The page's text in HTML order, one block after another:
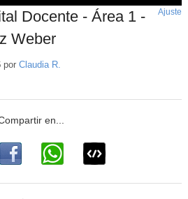
Docente - Área 1 -
Weber
Ajuste
por Claudia R.